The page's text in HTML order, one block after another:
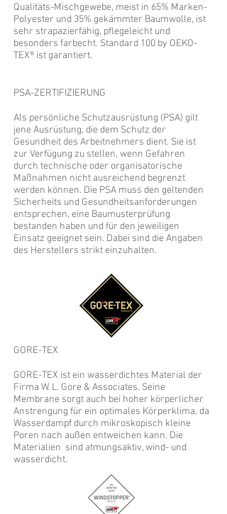
Qualitäts-Mischgewebe, meist in 65% Marken-
Polyester und 35% gekämmter Baumwolle, ist
sehr strapazierfähig, pflegeleicht und
besonders farbecht. Standard 100 by OEKO-
TEX® ist garantiert.
PSA-ZERTIFIZIERUNG
Als persönliche Schutzausrüstung (PSA) gilt
jene Ausrüstung, die dem Schutz der
Gesundheit des Arbeitnehmers dient. Sie ist
zur Verfügung zu stellen, wenn Gefahren
durch technische oder organisatorische
Maßnahmen nicht ausreichend begrenzt
werden können. Die PSA muss den geltenden
Sicherheits und Gesundheitsanforderungen
entsprechen, eine Baumusterprüfung
bestanden haben und für den jeweiligen
Einsatz geeignet sein. Dabei sind die Angaben
des Herstellers strikt einzuhalten.
GORE-TEX
GORE-TEX ist ein wasserdichtes Material der
Firma W. L. Gore & Associates. Seine
Membrane sorgt auch bei hoher körperlicher
Anstrengung für ein optimales Körperklima, da
Wasserdampf durch mikroskopisch kleine
Poren nach außen entweichen kann. Die
Materialien sind atmungsaktiv, wind- und
wasserdicht.